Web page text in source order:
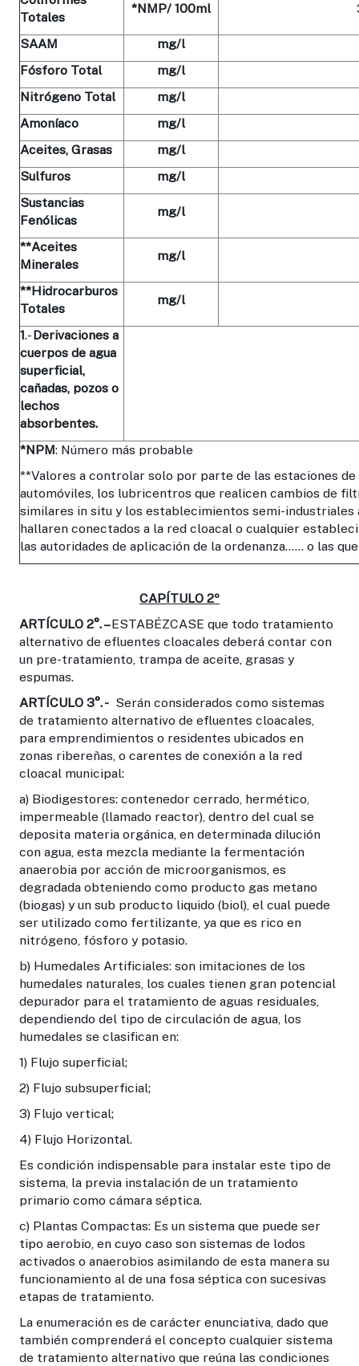
Totales
*NMP/ 100ml
SAAM
mg/l
Fósforo Total
mg/l
Nitrógeno Total
mg/l
Amoníaco
mg/l
Aceites, Grasas
mg/l
Sulfuros
mg/l
Sustancias
Fenólicas
mg/l
**Aceites
Minerales
mg/l
**Hidrocarburos
Totales
mg/l
1.-Derivaciones a
cuerpos de agua
superficial,
cañadas, pozos o
lechos
absorbentes.
*NPM: Número más probable
**Valores a controlar solo por parte de las estaciones
automóviles, los lubricentros que realicen cambios de
similares in situ y los establecimientos semi-industriales
hallaren conectados a la red cloacal o cualquier
las autoridades de aplicación de la ordenanza…… o las
CAPÍTULO 2º
ARTÍCULO 2°. –ESTABÉZCASE que todo tratamiento
alternativo de efluentes cloacales deberá contar con
un pre-tratamiento, trampa de aceite, grasas y
espumas.
ARTÍCULO 3°. - Serán considerados como sistemas
de tratamiento alternativo de efluentes cloacales,
para emprendimientos o residentes ubicados en
zonas ribereñas, o carentes de conexión a la red
cloacal municipal:
a) Biodigestores: contenedor cerrado, hermético,
impermeable (llamado reactor), dentro del cual se
deposita materia orgánica, en determinada dilución
con agua, esta mezcla mediante la fermentación
anaerobia por acción de microorganismos, es
degradada obteniendo como producto gas metano
(biogas) y un sub producto liquido (biol), el cual puede
ser utilizado como fertilizante, ya que es rico en
nitrógeno, fósforo y potasio.
b) Humedales Artificiales: son imitaciones de los
humedales naturales, los cuales tienen gran potencial
depurador para el tratamiento de aguas residuales,
dependiendo del tipo de circulación de agua, los
humedales se clasifican en:
1) Flujo superficial;
2) Flujo subsuperficial;
3) Flujo vertical;
4) Flujo Horizontal.
Es condición indispensable para instalar este tipo de
sistema, la previa instalación de un tratamiento
primario como cámara séptica.
c) Plantas Compactas: Es un sistema que puede ser
tipo aerobio, en cuyo caso son sistemas de lodos
activados o anaerobios asimilando de esta manera su
funcionamiento al de una fosa séptica con sucesivas
etapas de tratamiento.
La enumeración es de carácter enunciativa, dado que
también comprenderá el concepto cualquier sistema
de tratamiento alternativo que reúna las condiciones